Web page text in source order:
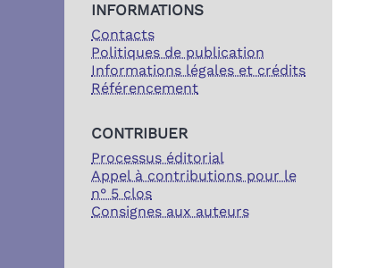
INFORMATIONS
Contacts
Politiques de publication
Informations légales et crédits
Référencement
CONTRIBUER
Processus éditorial
Appel à contributions pour le
n° 5 clos
Consignes aux auteurs